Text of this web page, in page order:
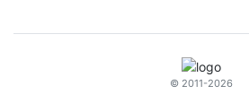
© 2011-2026